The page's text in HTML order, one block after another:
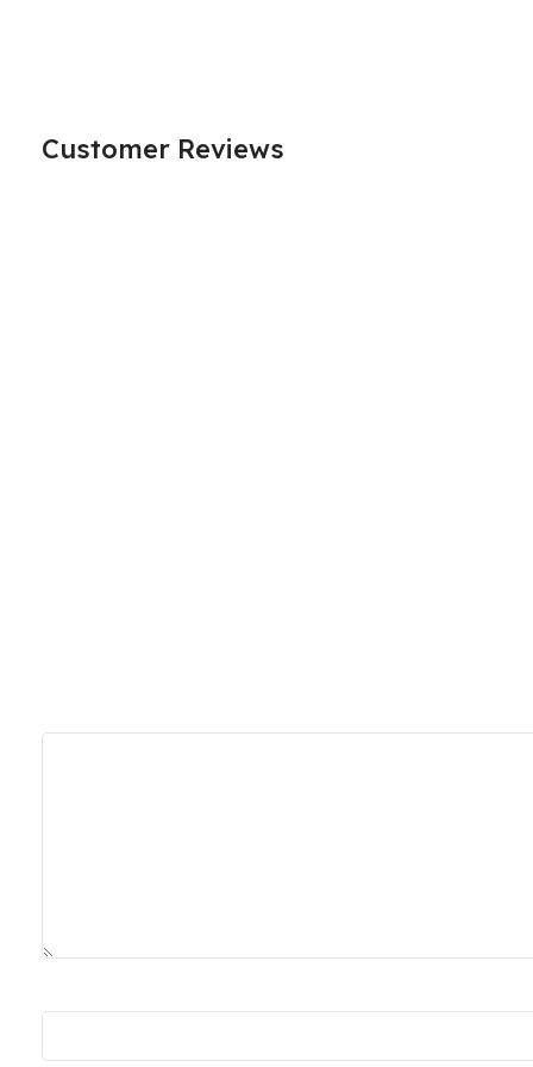
Customer Reviews